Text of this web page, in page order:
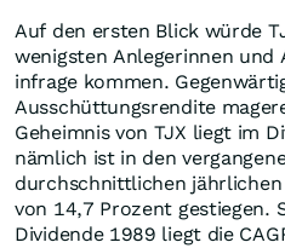
Auf den ersten Blick würde
wenigsten Anlegerinnen und
infrage kommen.
Ausschüttungsrendite
Geheimnis von TJX liegt im
nämlich ist in den
durchschnittlichen jährlichen
von 14,7 Prozent gestiegen.
Dividende 1989 liegt die